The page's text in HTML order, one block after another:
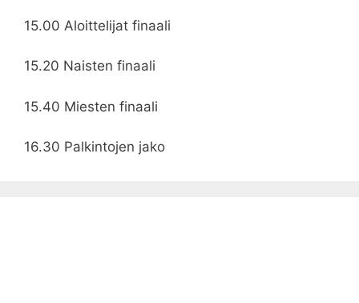
15.00 Aloittelijat finaali
15.20 Naisten finaali
15.40 Miesten finaali
16.30 Palkintojen jako